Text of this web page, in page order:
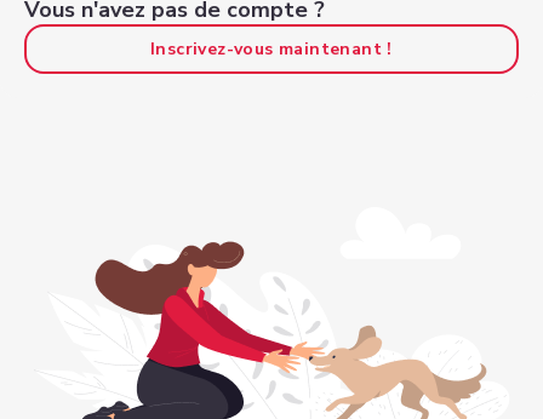
Vous n'avez pas de compte ?
Inscrivez-vous maintenant !